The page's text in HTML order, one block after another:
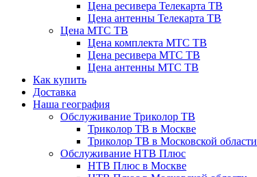
Цена ресивера Телекарта ТВ
Цена антенны Телекарта ТВ
Цена МТС ТВ
Цена комплекта МТС ТВ
Цена ресивера МТС ТВ
Цена антенны МТС ТВ
Как купить
Доставка
Наша география
Обслуживание Триколор ТВ
Триколор ТВ в Москве
Триколор ТВ в Московской области
Обслуживание НТВ Плюс
НТВ Плюс в Москве